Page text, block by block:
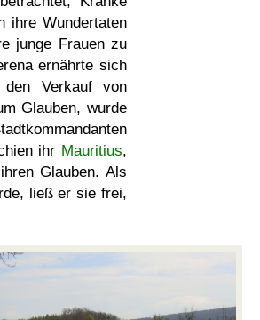
ihre Wundertaten
junge Frauen zu
ernährte sich
Verkauf von
Glauben, wurde
ihr Mauritius,
Glauben. Als
ließ er sie frei,